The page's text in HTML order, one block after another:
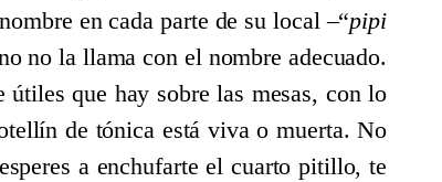
en cada parte de su local –“pipi
no la llama con el nombre adecuado.
útiles que hay sobre las mesas, con lo
de tónica está viva o muerta. No
a enchufarte el cuarto pitillo, te